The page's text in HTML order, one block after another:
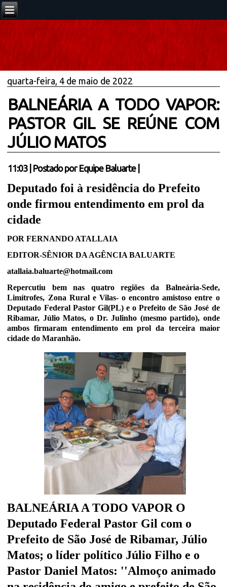
quarta-feira, 4 de maio de 2022
BALNEÁRIA A TODO VAPOR:
PASTOR GIL SE REÚNE COM
JÚLIO MATOS
11:03| Postado por Equipe Baluarte
Deputado foi à residência do Prefeito
onde firmou entendimento em prol da
cidade
POR FERNANDO ATALLAIA
EDITOR-SÊNIOR DA AGÊNCIA BALUARTE
atallaia.baluarte@hotmail.com
Repercutiu bem nas quatro regiões da Balneária-Sede,
Limítrofes, Zona Rural e Vilas- o encontro amistoso entre o
Deputado Federal Pastor Gil(PL) e o Prefeito de São José de
Ribamar, Júlio Matos, o Dr. Julinho (mesmo partido), onde
ambos firmaram entendimento em prol da terceira maior
cidade do Maranhão.
BALNEÁRIA A TODO VAPOR O
Deputado Federal Pastor Gil com o
Prefeito de São José de Ribamar, Júlio
Matos; o líder político Júlio Filho e o
Pastor Daniel Matos: ''Almoço animado